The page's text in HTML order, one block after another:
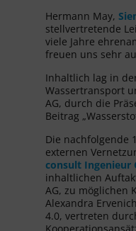
Hermann May,
stellvertretende
viele Jahre
freuen uns sehr
Inhaltlich lag in
Wassertransport
AG, durch die
Beitrag
Die nachfolgende
externen
consult Ingenieur
inhaltlichen
AG, zu möglichen
Alexandra
4.0, vertreten